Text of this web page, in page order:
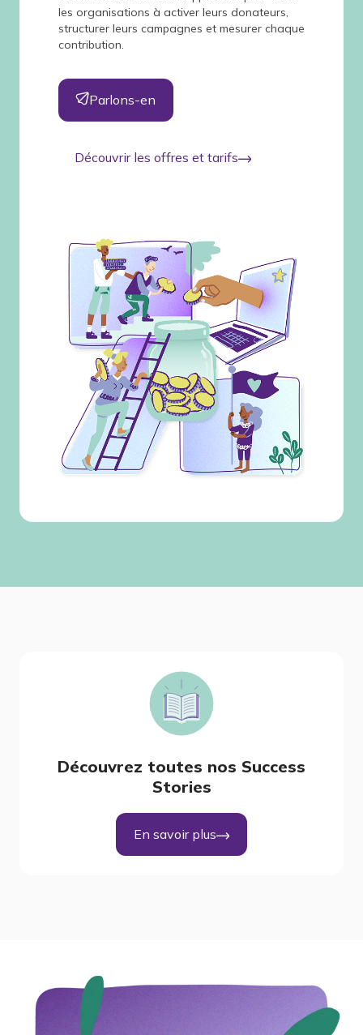
les organisations à activer leurs donateurs,
structurer leurs campagnes et mesurer chaque
contribution.
Parlons-en
Découvrir les offres et tarifs
Découvrez toutes nos Success
Stories
En savoir plus